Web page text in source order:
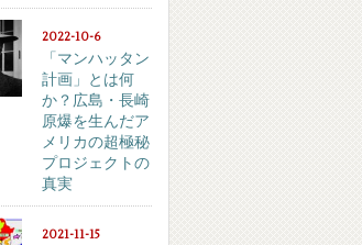
2022-10-6
「マンハッタン
計画」とは何
か？広島・長崎
原爆を生んだア
メリカの超極秘
プロジェクトの
真実
2021-11-15